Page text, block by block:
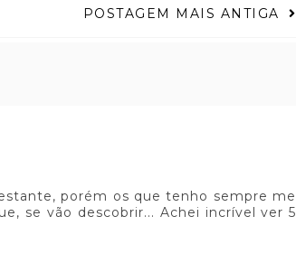
POSTAGEM MAIS ANTIGA
porém os que tenho sempre me
se vão descobrir... Achei incrível ver 5